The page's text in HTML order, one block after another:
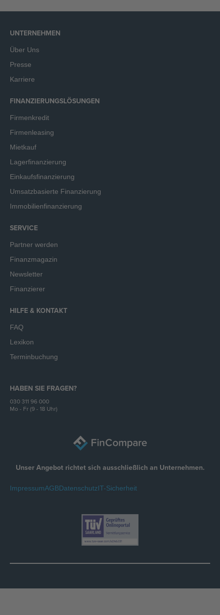
UNTERNEHMEN
Über Uns
Presse
Karriere
FINANZIERUNGSLÖSUNGEN
Firmenkredit
Firmenleasing
Mietkauf
Lagerfinanzierung
Einkaufsfinanzierung
Umsatzbasierte Finanzierung
Immobilienfinanzierung
SERVICE
Partner werden
Finanzmagazin
Newsletter
Finanzierer
HILFE & KONTAKT
FAQ
Lexikon
Terminbuchung
HABEN SIE FRAGEN?
030 311 96 000
Mo - Fr (9 - 18 Uhr)
Unser Angebot richtet sich ausschließlich an Unternehmen.
ImpressumAGBDatenschutzIT-Sicherheit